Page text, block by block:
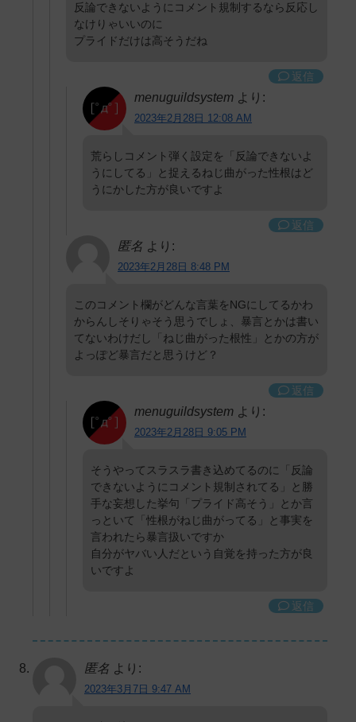
反論できないようにコメント規制するなら反応し
なけりゃいいのに
プライドだけは高そうだね
返信
menuguildsystem より:
2023年2月28日 12:08 AM
荒らしコメント弾く設定を「反論できないよ
うにしてる」と捉えるねじ曲がった性根はど
うにかした方が良いですよ
返信
匿名 より:
2023年2月28日 8:48 PM
このコメント欄がどんな言葉をNGにしてるかわ
からんしそりゃそう思うでしょ、暴言とかは書い
てないわけだし「ねじ曲がった根性」とかの方が
よっぽど暴言だと思うけど？
返信
menuguildsystem より:
2023年2月28日 9:05 PM
そうやってスラスラ書き込めてるのに「反論
できないようにコメント規制されてる」と勝
手な妄想した挙句「プライド高そう」とか言
っといて「性根がねじ曲がってる」と事実を
言われたら暴言扱いですか
自分がヤバい人だという自覚を持った方が良
いですよ
返信
匿名 より:
2023年3月7日 9:47 AM